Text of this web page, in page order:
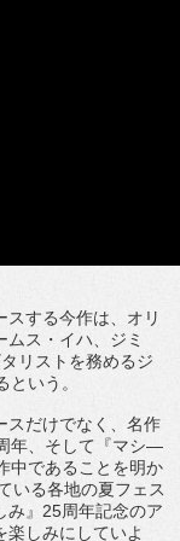
する今作は、 オリ
ス・イハ、 ジミ
リストを務めるジ
という。
だけでなく、 名作
年、そして『マシ―
中であることを明か
いる各地の夏フェス
』 25周年記念のア
楽しみにしていよ